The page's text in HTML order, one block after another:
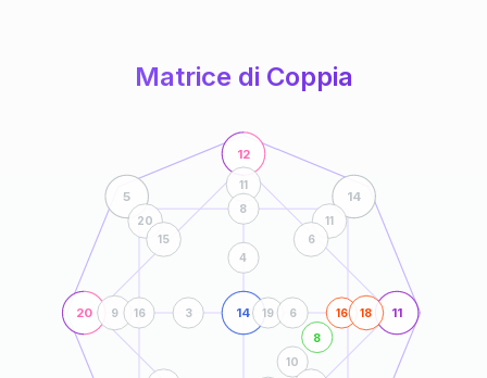
Matrice di Coppia
20
12
11
14
5 14
10
8
16
9
11
18
16
8
19 6
3
4
20
15
11
6